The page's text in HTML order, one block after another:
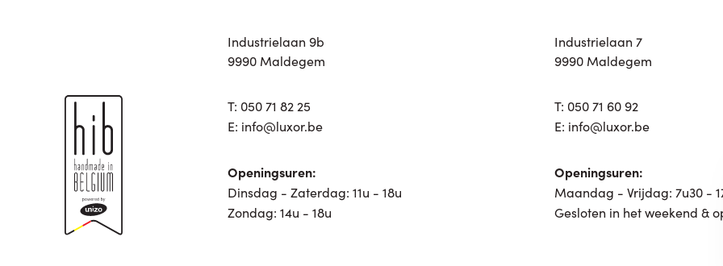
Industrielaan 9b
9990 Maldegem
T: 050 71 82 25
E: info@luxor.be
Openingsuren:
Dinsdag - Zaterdag: 11u - 18u
Zondag: 14u - 18u
Industrielaan 7
9990 Maldegem
T: 050 71 60 92
E: info@luxor.be
Openingsuren:
Maandag - Vrijdag: 7u30 -
Gesloten in het weekend &